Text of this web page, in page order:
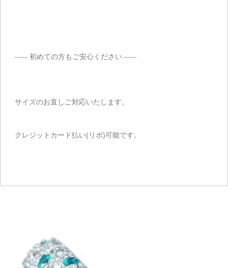
----- 初めての方もご安心ください -----
サイズのお直しご対応いたします。
クレジットカード払い(リボ)可能です。